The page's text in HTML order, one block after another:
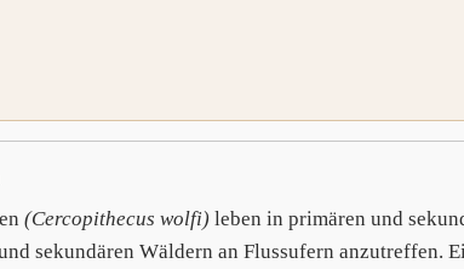
(Cercopithecus wolfi) leben in primären und
sekundären Wäldern an Flussufern anzutreffen.